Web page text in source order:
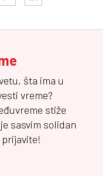
šta ima u
vreme?
stiže
sasvim solidan